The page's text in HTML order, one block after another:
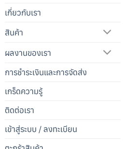
เกี่ยวกับเรา
สินค้า
ผลงานของเรา
การชำระเงินและการจัดส่ง
เกร็ดความรู้
ติดต่อเรา
เข้าสู่ระบบ / ลงทะเบียน